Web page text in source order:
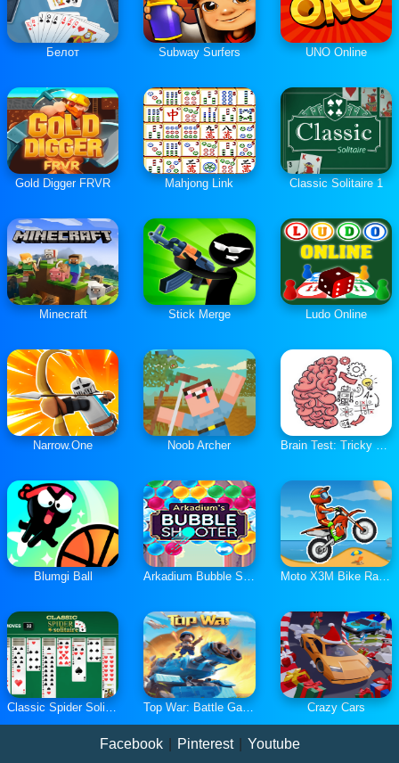
Белот Subway Surfers UNO Online
Gold Digger FRVR Mahjong Link Classic Solitaire 1
Minecraft Stick Merge Ludo Online
Narrow.One Noob Archer Brain Test: Tricky Puzzles
Blumgi Ball Arkadium Bubble Shooter Moto X3M Bike Race Game
Classic Spider Solitaire Top War: Battle Game Crazy Cars
Facebook Pinterest Youtube